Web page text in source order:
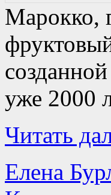
Марокко,
уже 2000
Читать
Елена